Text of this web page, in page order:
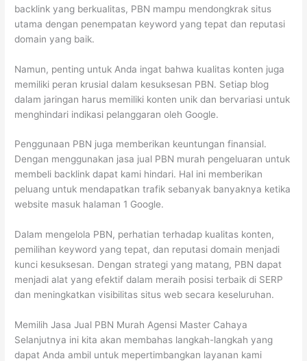
backlink yang berkualitas, PBN mampu mendongkrak situs
utama dengan penempatan keyword yang tepat dan reputasi
domain yang baik.
Namun, penting untuk Anda ingat bahwa kualitas konten juga
memiliki peran krusial dalam kesuksesan PBN. Setiap blog
dalam jaringan harus memiliki konten unik dan bervariasi untuk
menghindari indikasi pelanggaran oleh Google.
Penggunaan PBN juga memberikan keuntungan finansial.
Dengan menggunakan jasa jual PBN murah pengeluaran untuk
membeli backlink dapat kami hindari. Hal ini memberikan
peluang untuk mendapatkan trafik sebanyak banyaknya ketika
website masuk halaman 1 Google.
Dalam mengelola PBN, perhatian terhadap kualitas konten,
pemilihan keyword yang tepat, dan reputasi domain menjadi
kunci kesuksesan. Dengan strategi yang matang, PBN dapat
menjadi alat yang efektif dalam meraih posisi terbaik di SERP
dan meningkatkan visibilitas situs web secara keseluruhan.
Memilih Jasa Jual PBN Murah Agensi Master Cahaya
Selanjutnya ini kita akan membahas langkah-langkah yang
dapat Anda ambil untuk mepertimbangkan layanan kami